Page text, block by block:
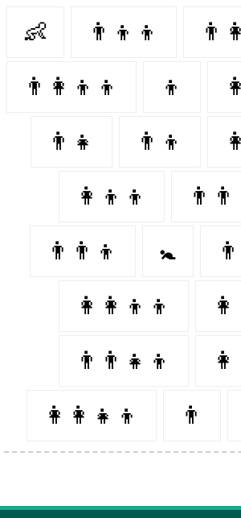
👶 👨‍👦‍👦
👨‍👩‍👦‍👦 👦
👨‍👧 👨‍👦 👩‍
👩‍👦‍👦
👨‍👨‍👦 🚼
👩‍👩‍👦‍👦
👨‍👨‍👧‍👦
👩‍👩‍👧‍👦 👨‍